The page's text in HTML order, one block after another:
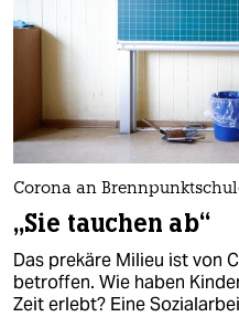
Corona an
„Sie tauchen ab“
Das prekäre Milieu ist von
betroffen. Wie haben
Zeit erlebt? Eine